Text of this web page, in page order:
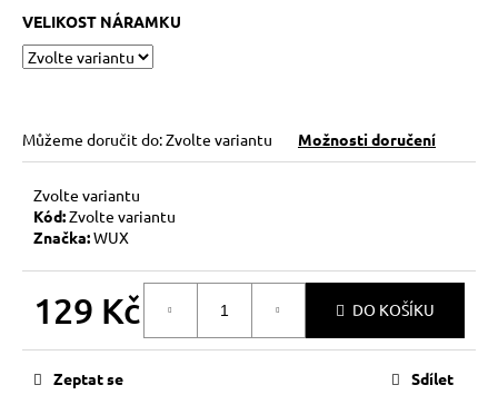
VELIKOST NÁRAMKU
Můžeme doručit do:Zvolte variantu Možnosti doručení
Zvolte variantu
Kód:Zvolte variantu
Značka:WUX
129 Kč DO KOŠÍKU
Zeptat se Sdílet